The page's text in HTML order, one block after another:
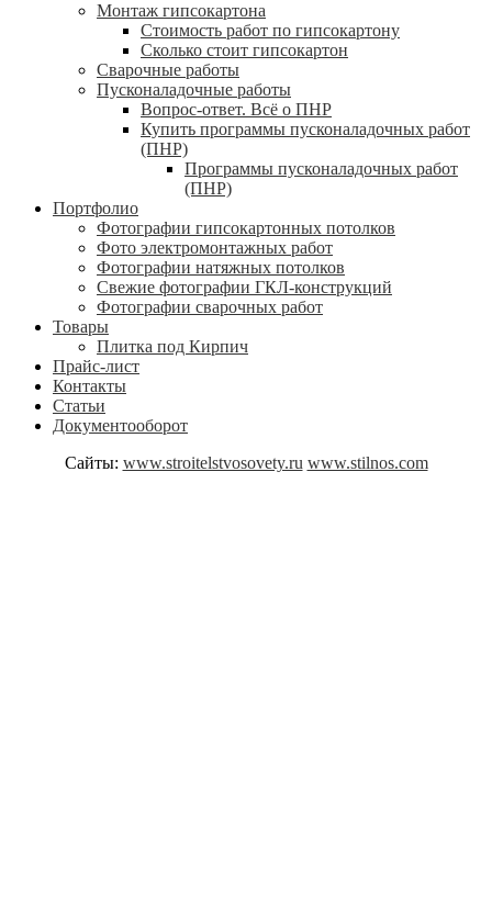
Монтаж гипсокартона
Стоимость работ по гипсокартону
Сколько стоит гипсокартон
Сварочные работы
Пусконаладочные работы
Вопрос-ответ. Всё о ПНР
Купить программы пусконаладочных работ
(ПНР)
Программы пусконаладочных работ
(ПНР)
Портфолио
Фотографии гипсокартонных потолков
Фото электромонтажных работ
Фотографии натяжных потолков
Свежие фотографии ГКЛ-конструкций
Фотографии сварочных работ
Товары
Плитка под Кирпич
Прайс-лист
Контакты
Статьи
Документооборот
Сайты: www.stroitelstvosovety.ru www.stilnos.com